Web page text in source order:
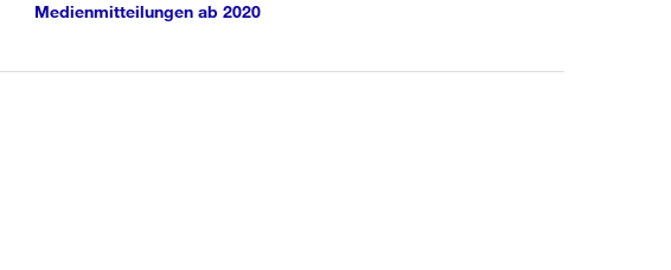
Medienmitteilungen ab 2020